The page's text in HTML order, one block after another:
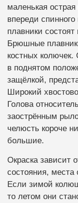
маленькая
впереди
плавники
Брюшные
костных
в поднятом
защёлкой,
Широкий
Голова
заострённым
челюсть короче
большие.
Окраска зависит
состояния,
Если зимой
то летом они